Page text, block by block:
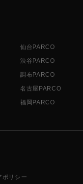
仙台PARCO
渋谷PARCO
調布PARCO
名古屋PARCO
福岡PARCO
ポリシー